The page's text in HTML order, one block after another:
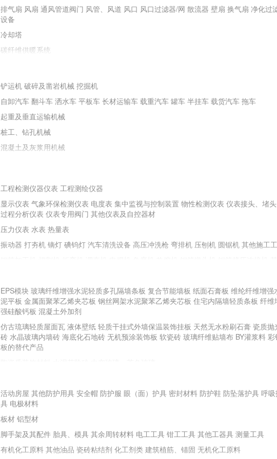
排气扇 风扇 通风管道阀门 风管、风道 风口 风口过滤器/网 散流器 壁扇 换气扇 净化过
设备
冷却塔
碳纤维供暖系统
铲运机 破碎及凿岩机械 挖掘机
自卸汽车 翻斗车 洒水车 平板车 长材运输车 载重汽车 罐车 半挂车 载货汽车 拖车
起重及垂直运输机械
桩工、钻孔机械
混凝土及灰浆用机械
动力机械
钻探及地下工程机械 螺旋钻机 冲击器 潜水电钻机 水井钻机 勘探钻机 非开挖钻机 矿山
机 钻杆钻具 其他钻探及地下工程机械
工程检测仪器仪表 工程测绘仪器
显示仪表 气象环保检测仪表 电度表 集中监视与控制装置 物性检测仪表 仪表接头、堵头
过程分析仪表 仪表专用阀门 其他仪表及自控器材
压力仪表 水表 热量表
振动器 打夯机 镝灯 碘钨灯 汽车清洗设备 高压冲洗枪 弯排机 压刨机 圆锯机 其他施工
电动工具
手动工具 其他手动工具
水准仪 经纬仪 全站仪 游标卡尺
压力试验机 CBR土壤强度试验仪 土壤液塑限测定仪 土壤击实仪 砼试件标养箱 电子天平
砼回弹仪 水泥安定性测定仪 水泥凝结时间测定仪 其他试验仪器
EPS模块 玻璃纤维增强水泥轻质多孔隔墙条板 复合节能墙板 纸面石膏板 维纶纤维增强
泥平板 金属面聚苯乙烯夹芯板 钢丝网架水泥聚苯乙烯夹芯板 住宅内隔墙轻质条板 纤维
强硅酸钙板 混凝土外加剂
仿古琉璃轻质屋面瓦 液体壁纸 轻质干挂式外墙保温装饰挂板 天然无水粉刷石膏 瓷质抛
砖 水晶玻璃内墙砖 海底化石地砖 无机预涂装饰板 软瓷砖 玻璃纤维贴墙布 BY灌浆料 彩
板的替代产品
装饰性金属表面膜 耐火钢 新型不锈钢 耐腐蚀性铝质装饰材料 高耐蚀性金属及钛合金建
活动房屋 其他防护用具 安全帽 防护服 眼（面）护具 密封材料 防护鞋 防坠落护具 呼
具 电极材料
板材 铝型材
脚手架及其配件 胎具、模具 其余周转材料 电工工具 钳工工具 其他工器具 测量工具
有机化工原料 其他油品 瓷砖粘结剂 化工剂类 建筑植筋、锚固 无机化工原料